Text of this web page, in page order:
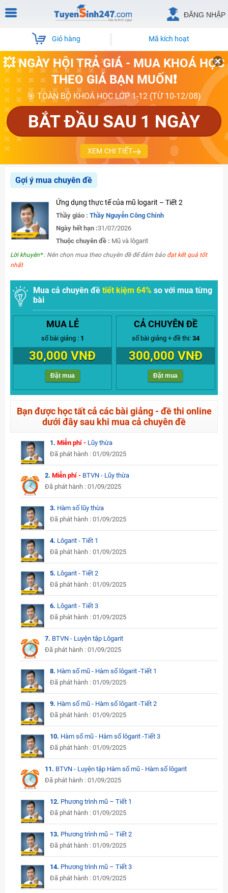
ĐĂNG NHẬP
Giỏ hàng Mã kích hoạt
💥 NGÀY HỘI TRẢ GIÁ - MUA KHOÁ HỌC
THEO GIÁ BẠN MUỐN❗
🎯 TOÀN BỘ KHOÁ HỌC LỚP 1-12 (TỪ 10-12/08)
BẮT ĐẦU SAU 1 NGÀY
XEM CHI TIẾT
Gợi ý mua chuyên đề
Ứng dụng thực tế của mũ logarit – Tiết 2
Thầy giáo : Thầy Nguyễn Công Chính
Ngày hết hạn :31/07/2026
Thuộc chuyên đề : Mũ và lôgarit
Lời khuyên*: Nên chọn mua theo chuyên đề để đảm bảo đạt kết quả tốt
nhất
Mua cả chuyên đề tiết kiệm 64% so với mua từng
bài
MUA LẺ
số bài giảng : 1
30,000 VNĐ
Đặt mua
CẢ CHUYÊN ĐỀ
số bài giảng + đề thi: 34
300,000 VNĐ
Đặt mua
Bạn được học tất cả các bài giảng - đề thi online
dưới đây sau khi mua cả chuyên đề
1. Miễn phí - Lũy thừa
Đã phát hành : 01/09/2025
2.Miễn phí - BTVN - Lũy thừa
Đã phát hành : 01/09/2025
3. Hàm số lũy thừa
Đã phát hành : 01/09/2025
4. Lôgarit - Tiết 1
Đã phát hành : 01/09/2025
5. Lôgarit - Tiết 2
Đã phát hành : 01/09/2025
6. Lôgarit - Tiết 3
Đã phát hành : 01/09/2025
7. BTVN - Luyện tập Lôgarit
Đã phát hành : 01/09/2025
8. Hàm số mũ - Hàm số lôgarit -Tiết 1
Đã phát hành : 01/09/2025
9. Hàm số mũ - Hàm số lôgarit -Tiết 2
Đã phát hành : 01/09/2025
10. Hàm số mũ - Hàm số lôgarit -Tiết 3
Đã phát hành : 01/09/2025
11. BTVN - Luyện tập Hàm số mũ - Hàm số lôgarit
Đã phát hành : 01/09/2025
12. Phương trình mũ – Tiết 1
Đã phát hành : 01/09/2025
13. Phương trình mũ – Tiết 2
Đã phát hành : 01/09/2025
14. Phương trình mũ – Tiết 3
Đã phát hành : 01/09/2025